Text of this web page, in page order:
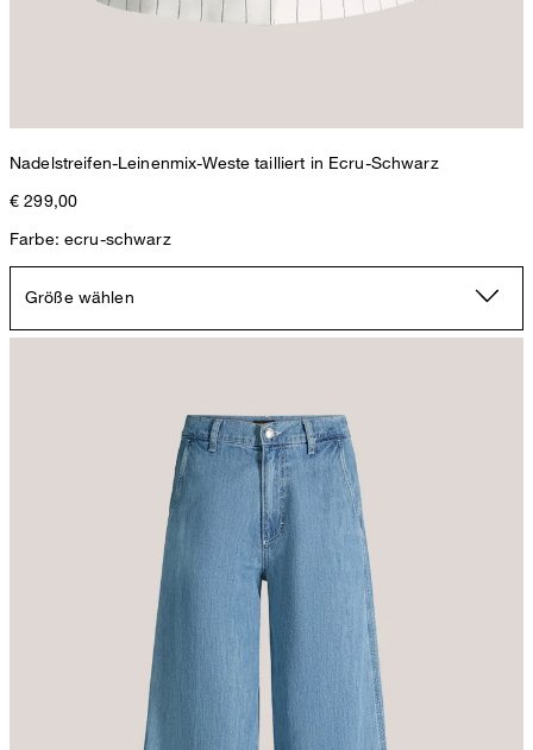
Nadelstreifen-Leinenmix-Weste tailliert in Ecru-Schwarz
€ 299,00
Farbe: ecru-schwarz
Größe wählen